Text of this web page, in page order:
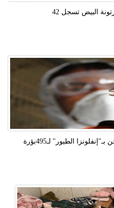
الطيور" لـ495بؤرة